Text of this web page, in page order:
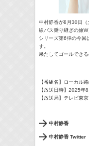
中村静香が8月30日（
線バス乗り継ぎの旅W
シリーズ第6弾の今回
す。
果たしてゴールでき
【番組名】ローカル
【放送日時】2025年
【放送局】テレビ東京
中村静香
中村静香 Twitter